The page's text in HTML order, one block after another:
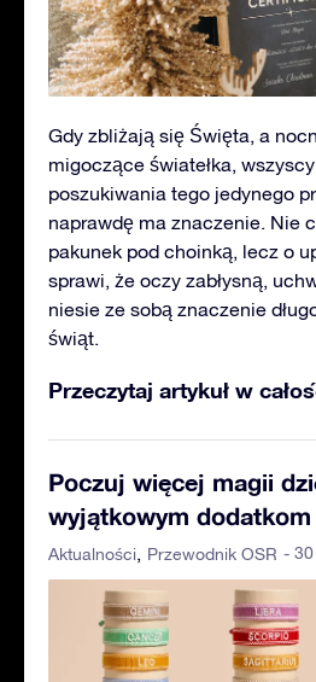
Gdy zbliżają się Święta, a
migoczące światełka,
poszukiwania tego jedynego
naprawdę ma znaczenie. Nie
pakunek pod choinką, lecz o
sprawi, że oczy zabłysną,
niesie ze sobą znaczenie
świąt.
Przeczytaj artykuł w
Poczuj więcej magii
wyjątkowym dodatkom
Aktualności Przewodnik OSR -